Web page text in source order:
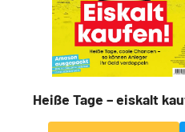
Heiße Tage – eiskalt